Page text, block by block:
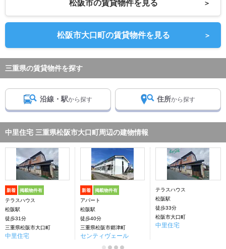
松阪市の賃貸物件を見る ＞
松阪市大口町の賃貸物件を見る ＞
三重県の賃貸物件を探す
沿線・駅から探す 住所から探す
中里住宅 三重県松阪市大口町周辺の建物情報
新着 掲載物件有
テラスハウス
松阪駅
徒歩31分
三重県松阪市大口町
中里住宅
新着 掲載物件有
アパート
松阪駅
徒歩40分
三重県松阪市郷津町
センティヴェール
テラスハウス
松阪駅
徒歩33分
松阪市大口町
中里住宅